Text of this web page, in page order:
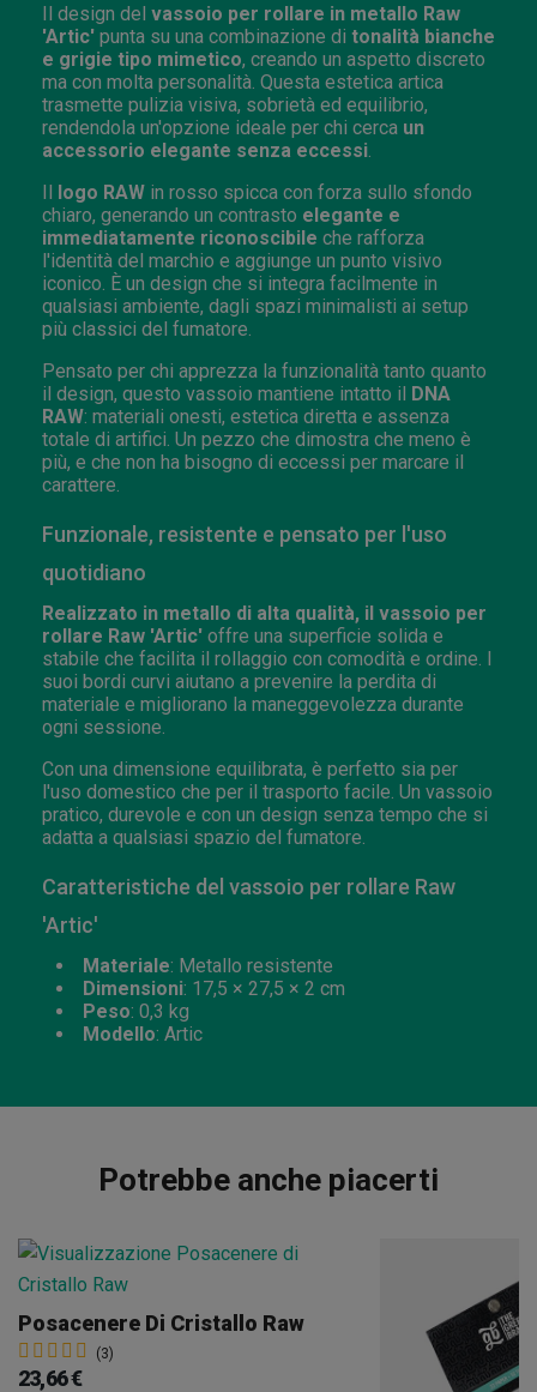
Il design del vassoio per rollare in metallo Raw
'Artic' punta su una combinazione di tonalità bianche
e grigie tipo mimetico, creando un aspetto discreto
ma con molta personalità. Questa estetica artica
trasmette pulizia visiva, sobrietà ed equilibrio,
rendendola un'opzione ideale per chi cerca un
accessorio elegante senza eccessi
Il logo RAW in rosso spicca con forza sullo sfondo
chiaro, generando un contrasto elegante e
immediatamente riconoscibile che rafforza
l'identità del marchio e aggiunge un punto visivo
iconico. È un design che si integra facilmente in
qualsiasi ambiente, dagli spazi minimalisti ai setup
più classici del fumatore.
Pensato per chi apprezza la funzionalità tanto quanto
il design, questo vassoio mantiene intatto il DNA
RAW: materiali onesti, estetica diretta e assenza
totale di artifici. Un pezzo che dimostra che meno è
più, e che non ha bisogno di eccessi per marcare il
carattere.
Funzionale, resistente e pensato per l'uso
quotidiano
Realizzato in metallo di alta qualità, il vassoio per
rollare Raw 'Artic' offre una superficie solida e
stabile che facilita il rollaggio con comodità e ordine. I
suoi bordi curvi aiutano a prevenire la perdita di
materiale e migliorano la maneggevolezza durante
ogni sessione.
Con una dimensione equilibrata, è perfetto sia per
l'uso domestico che per il trasporto facile. Un vassoio
pratico, durevole e con un design senza tempo che si
adatta a qualsiasi spazio del fumatore.
Caratteristiche del vassoio per rollare Raw
'Artic'
Materiale: Metallo resistente
Dimensioni: 17,5 × 27,5 × 2 cm
Peso: 0,3 kg
Modello: Artic
Potrebbe anche piacerti
Posacenere Di Cristallo Raw
(3)
23,66 €